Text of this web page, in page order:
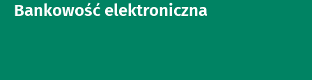
Bankowość elektroniczna